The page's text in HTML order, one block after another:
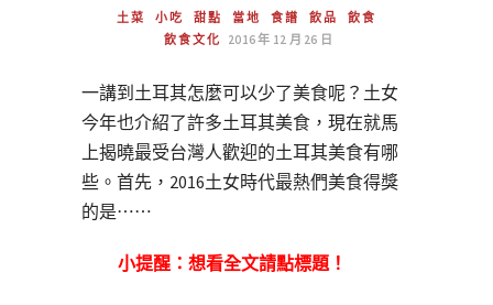
土菜 小吃 甜點 當地 食譜 飲品
飲食
飲食文化
2016 年 12 月 26 日
一講到土耳其怎麼可以少了美食呢？土女
今年也介紹了許多土耳其美食，現在就馬
上揭曉最受台灣人歡迎的土耳其美食有哪
些。首先，2016土女時代最熱們美食得獎
的是⋯⋯
小提醒：想看全文請點標題！